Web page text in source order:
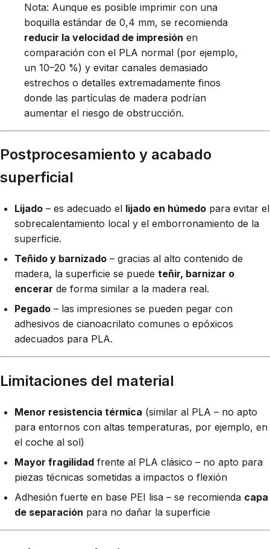
Nota: Aunque es posible imprimir con una
boquilla estándar de 0,4 mm, se recomienda
reducir la velocidad de impresión en
comparación con el PLA normal (por ejemplo,
un 10–20 %) y evitar canales demasiado
estrechos o detalles extremadamente finos
donde las partículas de madera podrían
aumentar el riesgo de obstrucción.
Postprocesamiento y acabado
superficial
Lijado – es adecuado el lijado en húmedo para evitar el
sobrecalentamiento local y el emborronamiento de la
superficie.
Teñido y barnizado – gracias al alto contenido de
madera, la superficie se puede teñir, barnizar o
encerar de forma similar a la madera real.
Pegado – las impresiones se pueden pegar con
adhesivos de cianoacrilato comunes o epóxicos
adecuados para PLA.
Limitaciones del material
Menor resistencia térmica (similar al PLA – no apto
para entornos con altas temperaturas, por ejemplo, en
el coche al sol)
Mayor fragilidad frente al PLA clásico – no apto para
piezas técnicas sometidas a impactos o flexión
Adhesión fuerte en base PEI lisa – se recomienda capa
de separación para no dañar la superficie